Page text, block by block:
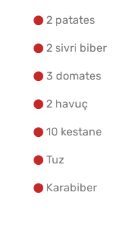
2 patates
2 sivri biber
3 domates
2 havuç
10 kestane
Tuz
Karabiber